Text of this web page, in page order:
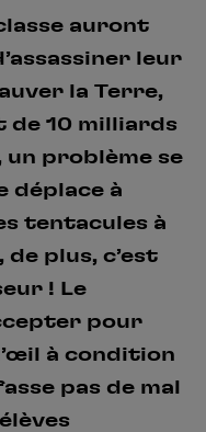
auront
leur
la Terre,
de 10 milliards
un problème se
déplace à
tentacules à
plus, c’est
! Le
pour
à condition
pas de mal